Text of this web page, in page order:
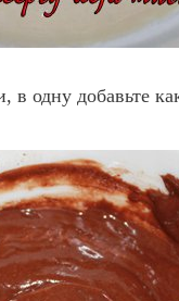
в одну добавьте